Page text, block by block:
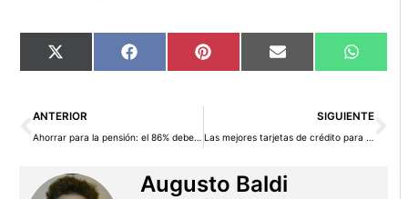
Compartir
en
X
(Twitter)
Compartir
en
Facebook Compartir
en
Pinterest Compartir
en
Email
en
Ant
ANTERIOR
Ahorrar para la pensión: el 86% debe hacerlo necesariamente
SIGUIENTE
Las mejores tarjetas de crédito para las compras de Navidad
Augusto Baldi